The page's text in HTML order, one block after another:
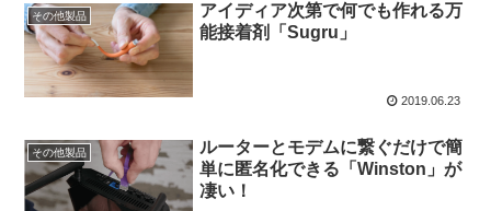
その他製品
アイディア次第で何でも作れる万
能接着剤「Sugru」
2019.06.23
その他製品
ルーターとモデムに繋ぐだけで簡
単に匿名化できる「Winston」が
凄い！